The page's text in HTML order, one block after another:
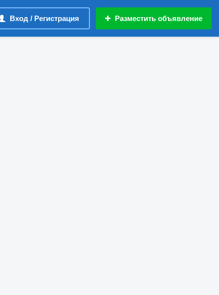
Вход / Регистрация Разместить объявление